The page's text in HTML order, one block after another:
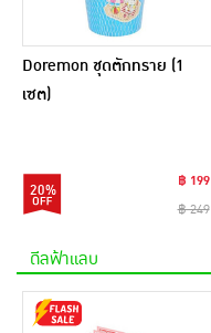
Doremon ชุดตักทราย (1
เซต)
20%
฿ 199
฿ 249
ดีลฟ้าแลบ